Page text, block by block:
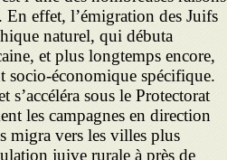
En effet, l’émigration des Juifs
naturel, qui débuta
et plus longtemps encore,
socio-économique spécifique.
s’accéléra sous le Protectorat
les campagnes en direction
migra vers les villes plus
juive rurale à près de